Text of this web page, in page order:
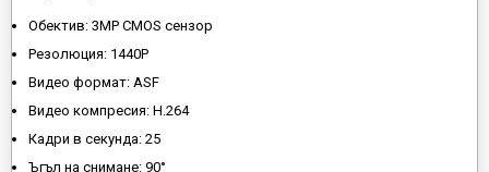
Обектив: 3MP CMOS сензор
Резолюция: 1440Р
Видео формат: ASF
Видео компресия: H.264
Кадри в секунда: 25
Ъгъл на снимане: 90°